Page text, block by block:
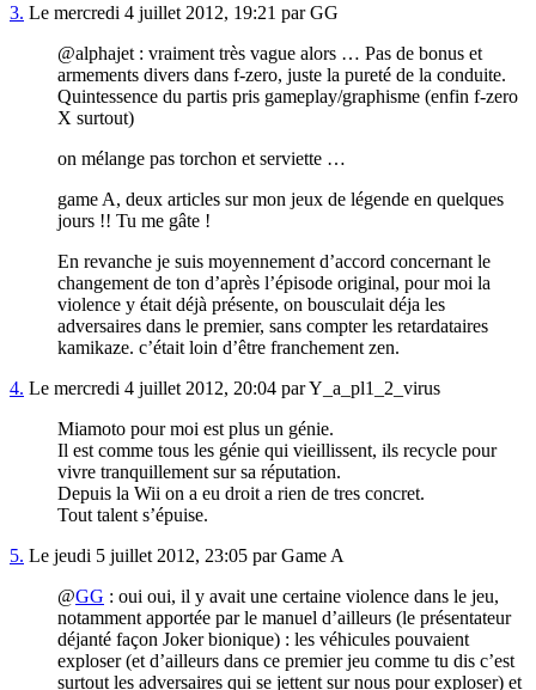
3. Le mercredi 4 juillet 2012, 19:21 par GG
@alphajet : vraiment très vague alors … Pas de bonus et
armements divers dans f-zero, juste la pureté de la conduite.
Quintessence du partis pris gameplay/graphisme (enfin f-zero
X surtout)
on mélange pas torchon et serviette …
game A, deux articles sur mon jeux de légende en quelques
jours !! Tu me gâte !
En revanche je suis moyennement d’accord concernant le
changement de ton d’après l’épisode original, pour moi la
violence y était déjà présente, on bousculait déja les
adversaires dans le premier, sans compter les retardataires
kamikaze. c’était loin d’être franchement zen.
4. Le mercredi 4 juillet 2012, 20:04 par Y_a_pl1_2_virus
Miamoto pour moi est plus un génie.
Il est comme tous les génie qui vieillissent, ils recycle pour
vivre tranquillement sur sa réputation.
Depuis la Wii on a eu droit a rien de tres concret.
Tout talent s’épuise.
5. Le jeudi 5 juillet 2012, 23:05 par Game A
@GG : oui oui, il y avait une certaine violence dans le jeu,
notamment apportée par le manuel d’ailleurs (le présentateur
déjanté façon Joker bionique) : les véhicules pouvaient
exploser (et d’ailleurs dans ce premier jeu comme tu dis c’est
surtout les adversaires qui se jettent sur nous pour exploser) et